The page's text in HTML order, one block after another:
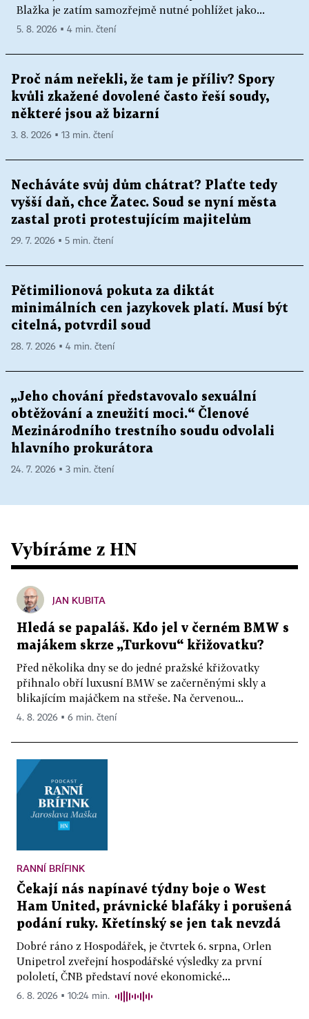
Blažka je zatím samozřejmě nutné pohlížet jako...
5. 8. 2026 ▪ 4 min. čtení
Proč nám neřekli, že tam je příliv? Spory
kvůli zkažené dovolené často řeší soudy,
některé jsou až bizarní
3. 8. 2026 ▪ 13 min. čtení
Necháváte svůj dům chátrat? Plaťte tedy
vyšší daň, chce Žatec. Soud se nyní města
zastal proti protestujícím majitelům
29. 7. 2026 ▪ 5 min. čtení
Pětimilionová pokuta za diktát
minimálních cen jazykovek platí. Musí být
citelná, potvrdil soud
28. 7. 2026 ▪ 4 min. čtení
„Jeho chování představovalo sexuální
obtěžování a zneužití moci.“ Členové
Mezinárodního trestního soudu odvolali
hlavního prokurátora
24. 7. 2026 ▪ 3 min. čtení
Vybíráme z HN
JAN KUBITA
Hledá se papaláš. Kdo jel v černém BMW s
majákem skrze „Turkovu“ křižovatku?
Před několika dny se do jedné pražské křižovatky
přihnalo obří luxusní BMW se začerněnými skly a
blikajícím majáčkem na střeše. Na červenou...
4. 8. 2026 ▪ 6 min. čtení
RANNÍ BRÍFINK
Čekají nás napínavé týdny boje o West
Ham United, právnické blafáky i porušená
podání ruky. Křetínský se jen tak nevzdá
Dobré ráno z Hospodářek, je čtvrtek 6. srpna, Orlen
Unipetrol zveřejní hospodářské výsledky za první
pololetí, ČNB představí nové ekonomické...
6. 8. 2026 ▪ 10:24 min.